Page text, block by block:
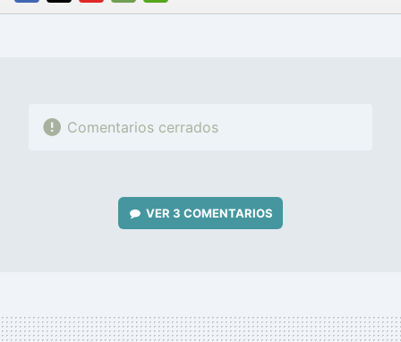
FACEBOOK
TWITTERFLIPBOARD
E-
WHATSAPP
Comentarios cerrados
VER 3 COMENTARIOS